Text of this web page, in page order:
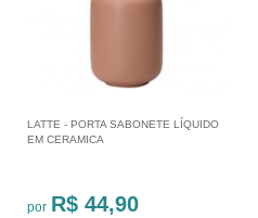
LATTE - PORTA SABONETE LÍQUIDO
EM CERAMICA
por R$ 44,90